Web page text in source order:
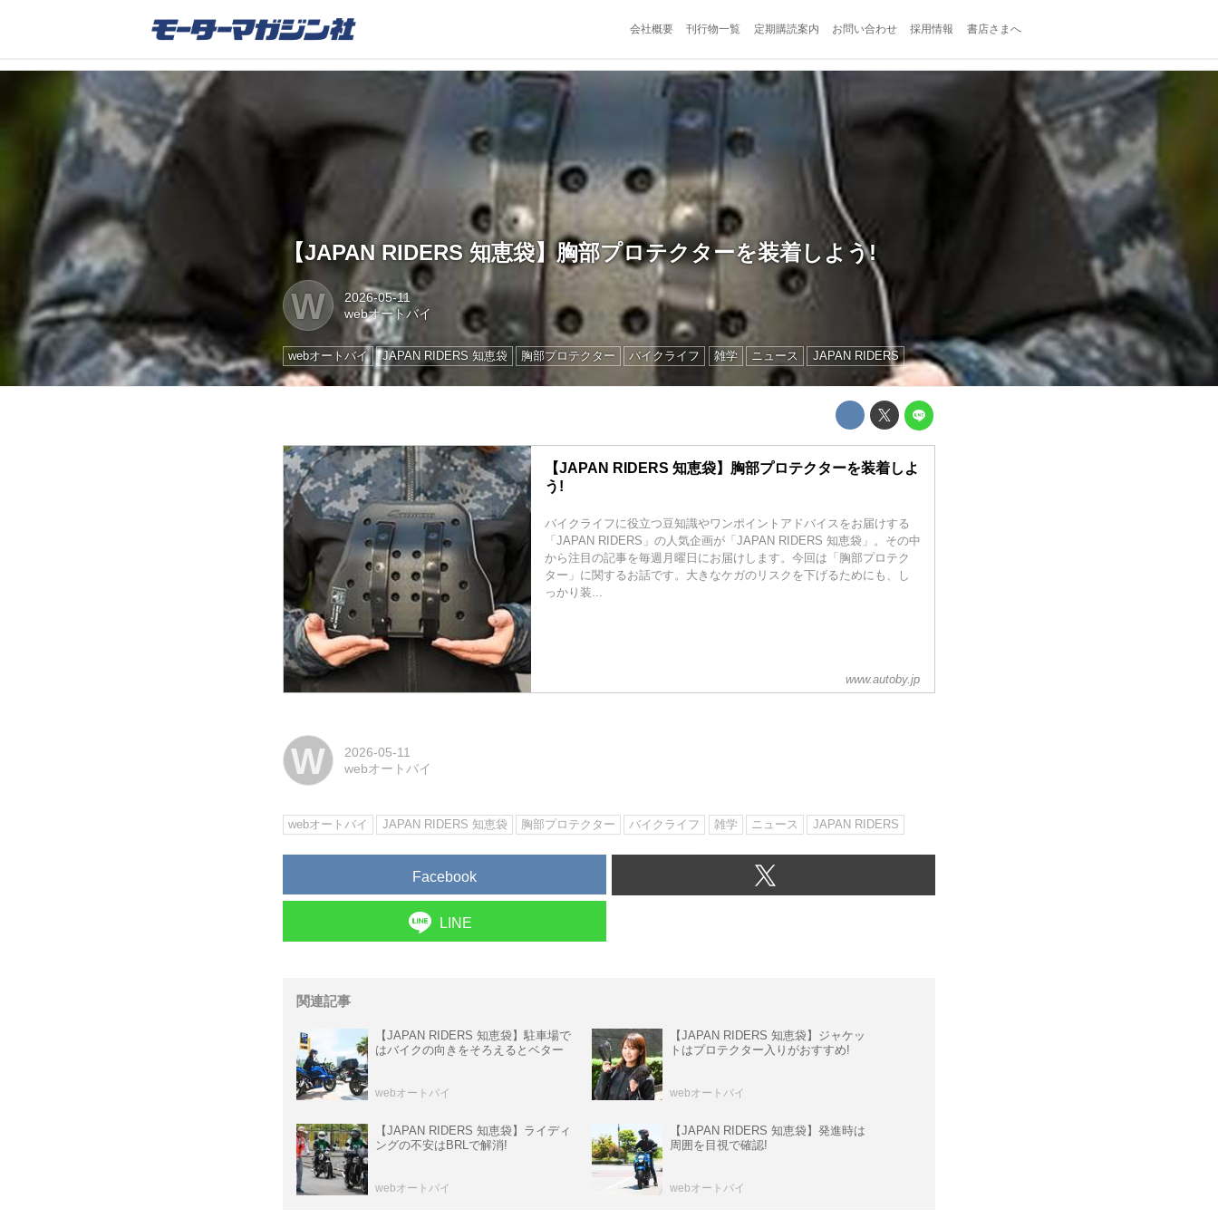
会社概要 刊行物一覧 定期購読案内 お問い合わせ 採用情報 書店さまへ
【JAPAN RIDERS 知恵袋】胸部プロテクターを装着しよう!
W
2026-05-11
webオートバイ
webオートバイ JAPAN RIDERS 知恵袋 胸部プロテクター バイクライフ 雑学 ニュース JAPAN RIDERS
【JAPAN RIDERS 知恵袋】胸部プロテクターを装着しよ
う!
バイクライフに役立つ豆知識やワンポイントアドバイスをお届けする
「JAPAN RIDERS」の人気企画が「JAPAN RIDERS 知恵袋」。その中
から注目の記事を毎週月曜日にお届けします。今回は「胸部プロテク
ター」に関するお話です。大きなケガのリスクを下げるためにも、し
っかり装...
www.autoby.jp
W
2026-05-11
webオートバイ
webオートバイ JAPAN RIDERS 知恵袋 胸部プロテクター バイクライフ 雑学 ニュース JAPAN RIDERS
Facebook
LINE
関連記事
【JAPAN RIDERS 知恵袋】駐車場で
はバイクの向きをそろえるとベター
webオートバイ
【JAPAN RIDERS 知恵袋】ジャケッ
トはプロテクター入りがおすすめ!
webオートバイ
【JAPAN RIDERS 知恵袋】ライディ
ングの不安はBRLで解消!
webオートバイ
【JAPAN RIDERS 知恵袋】発進時は
周囲を目視で確認!
webオートバイ